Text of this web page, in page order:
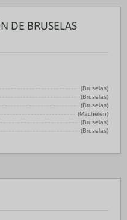
DE BRUSELAS
(Bruselas)
(Bruselas)
(Bruselas)
(Machelen)
(Bruselas)
(Bruselas)